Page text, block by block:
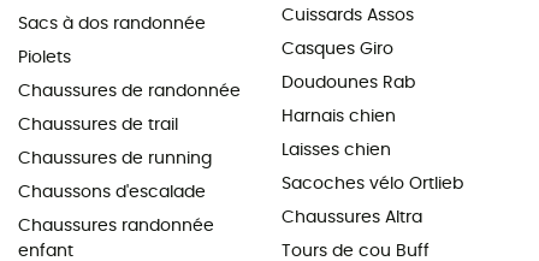
Sacs à dos randonnée
Piolets
Chaussures de randonnée
Chaussures de trail
Chaussures de running
Chaussons d'escalade
Chaussures randonnée
enfant
Cuissards Assos
Casques Giro
Doudounes Rab
Harnais chien
Laisses chien
Sacoches vélo Ortlieb
Chaussures Altra
Tours de cou Buff